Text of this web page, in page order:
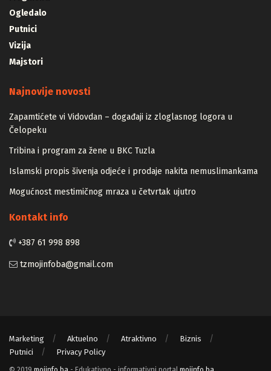
Ogledalo
Putnici
Vizija
Majstori
Najnovije novosti
Zapamtićete vi Vidovdan – događaji iz zloglasnog logora u
Čelopeku
Tribina i program za žene u BKC Tuzla
Islamski propis šivenja odjeće i prodaje nakita nemuslimankama
Mogućnost mestimičnog mraza u četvrtak ujutro
Kontakt info
+387 61 998 898
tzmojinfoba@gmail.com
Marketing Aktuelno Atraktivno
Biznis
Putnici
Privacy Policy